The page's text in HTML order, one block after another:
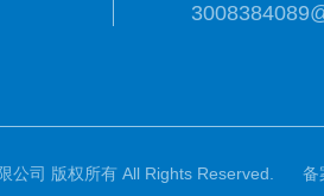
公司 版权所有 All Rights Reserved.
备